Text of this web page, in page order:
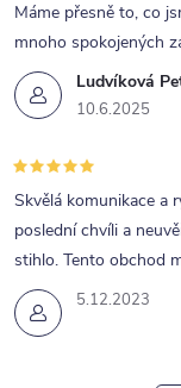
Ludvíková
10.6.2025
Máme přesně to, co
mnoho spokojených
5.12.2023
Skvělá komunikace a
poslední chvíli a
stihlo. Tento obchod